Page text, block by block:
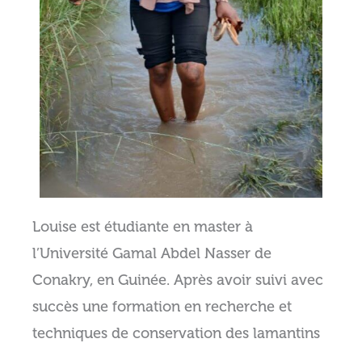
Louise est étudiante en master à
l’Université Gamal Abdel Nasser de
Conakry, en Guinée. Après avoir suivi avec
succès une formation en recherche et
techniques de conservation des lamantins